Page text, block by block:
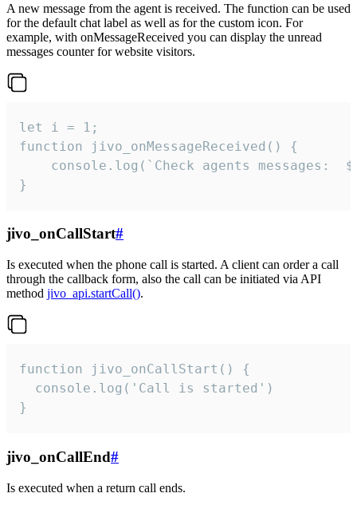
A new message from the agent is received. The function can be used
for the default chat label as well as for the custom icon. For
example, with onMessageReceived you can display the unread
messages counter for website visitors.
let i = 1;
function jivo_onMessageReceived() {
}
jivo_onCallStart#
Is executed when the phone call is started. A client can order a call
through the callback form, also the call can be initiated via API
method jivo_api.startCall().
function jivo_onCallStart() {
  console.log('Call is started')
}
jivo_onCallEnd#
Is executed when a return call ends.